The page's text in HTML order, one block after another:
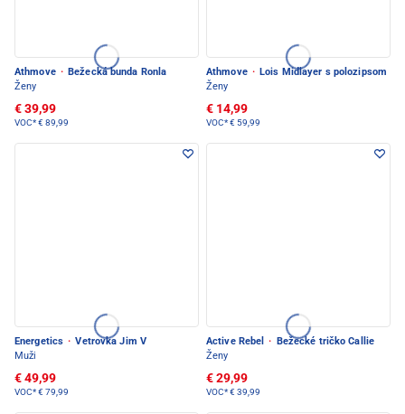
Athmove · Bežecká bunda Ronla
Ženy
€ 39,99
VOC*€ 89,99
Athmove · Lois Midlayer s polozipsom
Ženy
€ 14,99
VOC*€ 59,99
Energetics · Vetrovka Jim V
Muži
€ 49,99
VOC*€ 79,99
Active Rebel · Bežecké tričko Callie
Ženy
€ 29,99
VOC*€ 39,99